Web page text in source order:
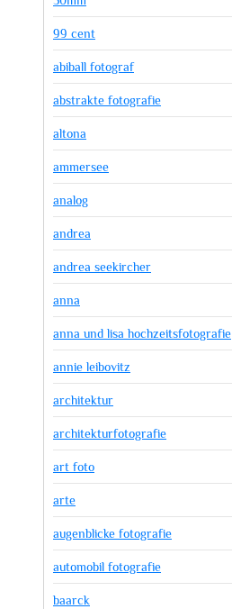
99 cent
abiball fotograf
abstrakte fotografie
altona
ammersee
analog
andrea
andrea seekircher
anna
anna und lisa hochzeitsfotografie
annie leibovitz
architektur
architekturfotografie
art foto
arte
augenblicke fotografie
automobil fotografie
baarck